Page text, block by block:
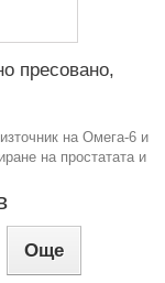
пресовано,
на Омега-6 и
на простатата и
Още